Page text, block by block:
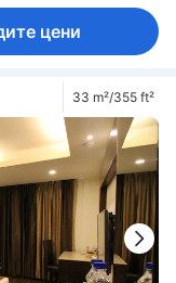
цени
33 m²/355 ft²